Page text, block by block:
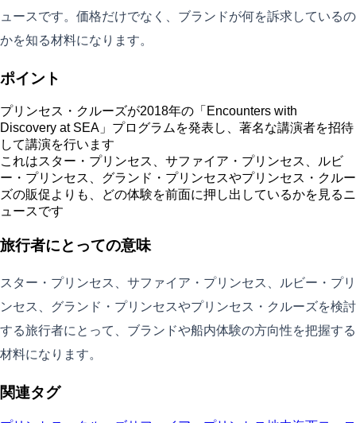
ュースです。価格だけでなく、ブランドが何を訴求しているの
かを知る材料になります。
ポイント
プリンセス・クルーズが2018年の「Encounters with
Discovery at SEA」プログラムを発表し、著名な講演者を招待
して講演を行います
これはスター・プリンセス、サファイア・プリンセス、ルビ
ー・プリンセス、グランド・プリンセスやプリンセス・クルー
ズの販促よりも、どの体験を前面に押し出しているかを見るニ
ュースです
旅行者にとっての意味
スター・プリンセス、サファイア・プリンセス、ルビー・プリ
ンセス、グランド・プリンセスやプリンセス・クルーズを検討
する旅行者にとって、ブランドや船内体験の方向性を把握する
材料になります。
関連タグ